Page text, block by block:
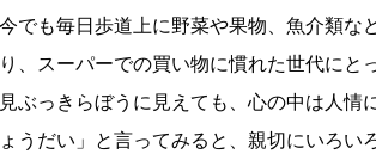
でも毎日歩道上に野菜や果物、魚介類な
、スーパーでの買い物に慣れた世代にと
ぶっきらぼうに見えても、心の中は人情
うだい」と言ってみると、親切にいろい